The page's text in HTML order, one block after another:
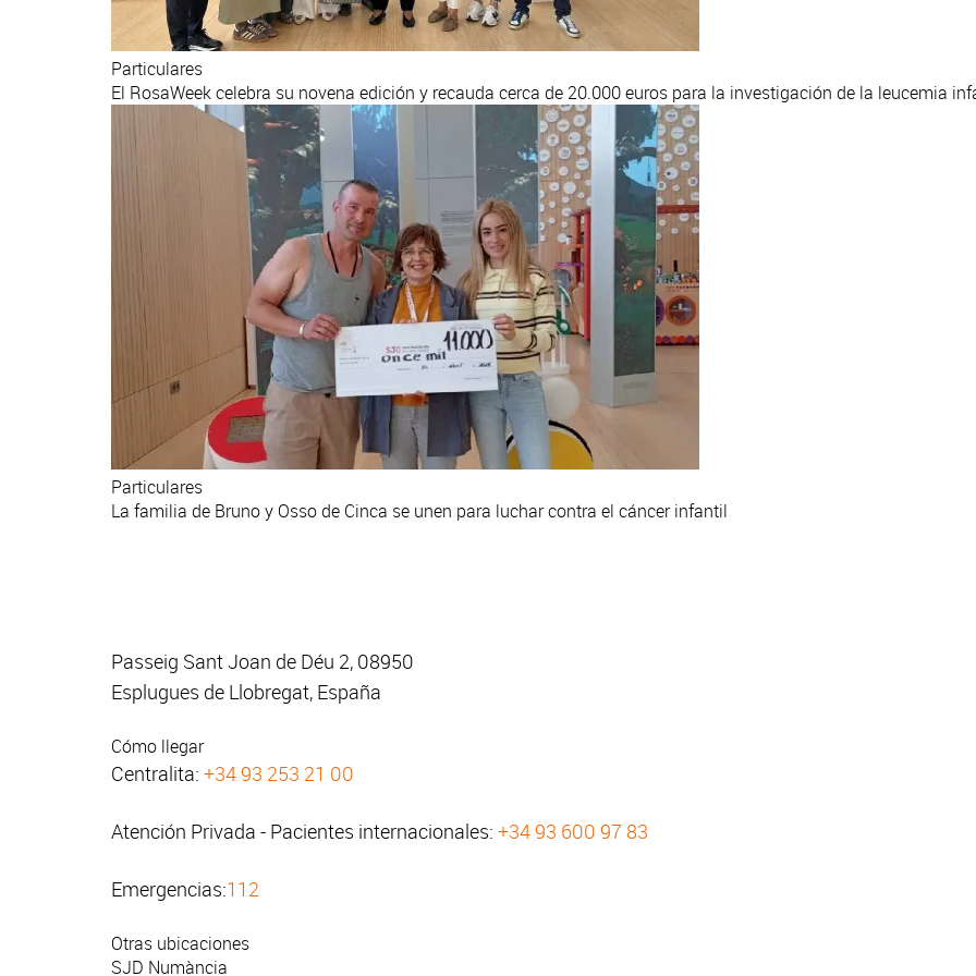
Particulares
El RosaWeek celebra su novena edición y recauda cerca de 20.000 euros para la investigación de la leucemia
Particulares
La familia de Bruno y Osso de Cinca se unen para luchar contra el cáncer infantil
Passeig Sant Joan de Déu 2, 08950
Esplugues de Llobregat, España
Cómo llegar
Centralita: +34 93 253 21 00
Atención Privada - Pacientes internacionales: +34 93 600 97 83
Emergencias:112
Otras ubicaciones
SJD Numància